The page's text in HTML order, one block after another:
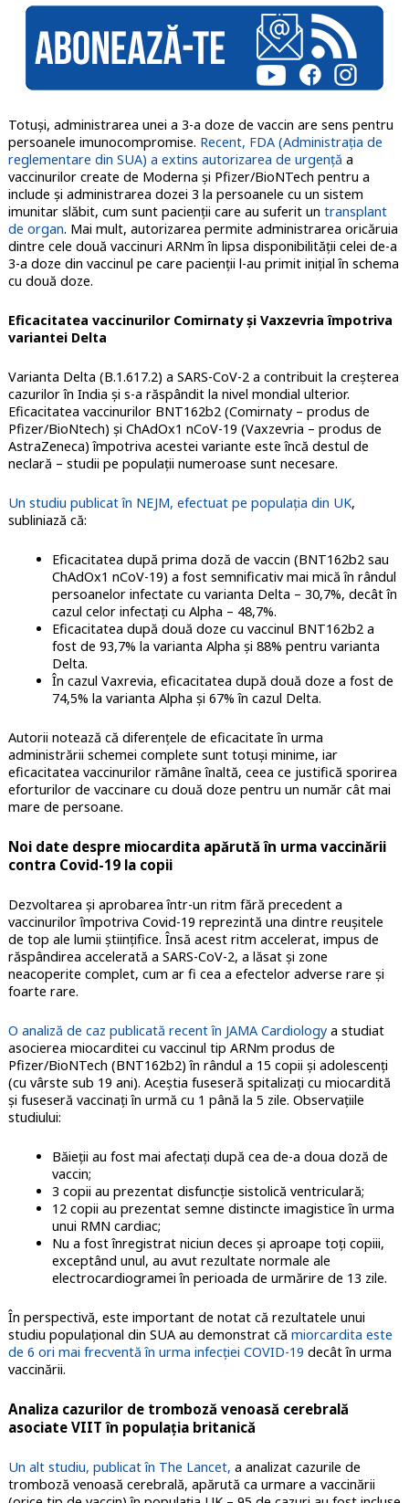
Totuși, administrarea unei a 3-a doze de vaccin are sens pentru
persoanele imunocompromise. Recent, FDA (Administrația de
reglementare din SUA) a extins autorizarea de urgență a
vaccinurilor create de Moderna și Pfizer/BioNTech pentru a
include și administrarea dozei 3 la persoanele cu un sistem
imunitar slăbit, cum sunt pacienții care au suferit un transplant
de organ. Mai mult, autorizarea permite administrarea oricăruia
dintre cele două vaccinuri ARNm în lipsa disponibilității celei de-a
3-a doze din vaccinul pe care pacienții l-au primit inițial în schema
cu două doze.
Eficacitatea vaccinurilor Comirnaty și Vaxzevria împotriva
variantei Delta
Varianta Delta (B.1.617.2) a SARS-CoV-2 a contribuit la creșterea
cazurilor în India și s-a răspândit la nivel mondial ulterior.
Eficacitatea vaccinurilor BNT162b2 (Comirnaty – produs de
Pfizer/BioNtech) și ChAdOx1 nCoV-19 (Vaxzevria – produs de
AstraZeneca) împotriva acestei variante este încă destul de
neclară – studii pe populații numeroase sunt necesare.
Un studiu publicat în NEJM, efectuat pe populația din UK,
subliniază că:
Eficacitatea după prima doză de vaccin (BNT162b2 sau
ChAdOx1 nCoV-19) a fost semnificativ mai mică în rândul
persoanelor infectate cu varianta Delta – 30,7%, decât în
cazul celor infectați cu Alpha – 48,7%.
Eficacitatea după două doze cu vaccinul BNT162b2 a
fost de 93,7% la varianta Alpha și 88% pentru varianta
Delta.
În cazul Vaxrevia, eficacitatea după două doze a fost de
74,5% la varianta Alpha și 67% în cazul Delta.
Autorii notează că diferențele de eficacitate în urma
administrării schemei complete sunt totuși minime, iar
eficacitatea vaccinurilor rămâne înaltă, ceea ce justifică sporirea
eforturilor de vaccinare cu două doze pentru un număr cât mai
mare de persoane.
Noi date despre miocardita apărută în urma vaccinării
contra Covid-19 la copii
Dezvoltarea și aprobarea într-un ritm fără precedent a
vaccinurilor împotriva Covid-19 reprezintă una dintre reușitele
de top ale lumii științifice. Însă acest ritm accelerat, impus de
răspândirea accelerată a SARS-CoV-2, a lăsat și zone
neacoperite complet, cum ar fi cea a efectelor adverse rare și
foarte rare.
O analiză de caz publicată recent în JAMA Cardiologya studiat
asocierea miocarditei cu vaccinul tip ARNm produs de
Pfizer/BioNTech (BNT162b2) în rândul a 15 copii și adolescenți
(cu vârste sub 19 ani). Aceștia fuseseră spitalizați cu miocardită
și fuseseră vaccinați în urmă cu 1 până la 5 zile. Observațiile
studiului:
Băieții au fost mai afectați după cea de-a doua doză de
vaccin;
3 copii au prezentat disfuncție sistolică ventriculară;
12 copii au prezentat semne distincte imagistice în urma
unui RMN cardiac;
Nu a fost înregistrat niciun deces și aproape toți copiii,
exceptând unul, au avut rezultate normale ale
electrocardiogramei în perioada de urmărire de 13 zile.
În perspectivă, este important de notat că rezultatele unui
studiu populațional din SUA au demonstrat că miorcardita este
de 6 ori mai frecventă în urma infecției COVID-19 decât în urma
vaccinării.
Analiza cazurilor de tromboză venoasă cerebrală
asociate VIIT în populația britanică
Un alt studiu, publicat în The Lancet, a analizat cazurile de
tromboză venoasă cerebrală, apărută ca urmare a vaccinării